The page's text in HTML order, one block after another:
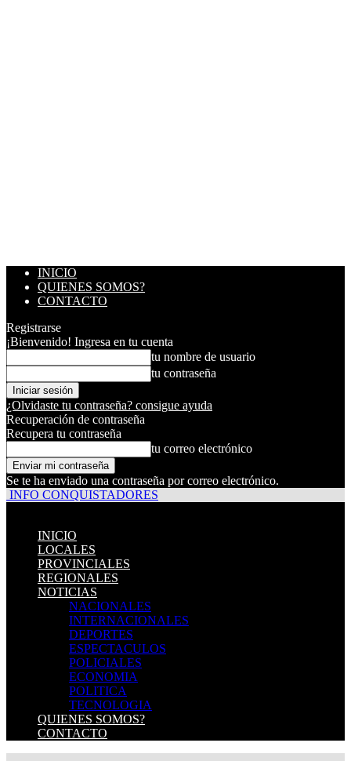
INICIO
QUIENES SOMOS?
CONTACTO
Registrarse
¡Bienvenido! Ingresa en tu cuenta
tu nombre de usuario
tu contraseña
¿Olvidaste tu contraseña? consigue ayuda
Recuperación de contraseña
Recupera tu contraseña
tu correo electrónico
Se te ha enviado una contraseña por correo electrónico.
INFO CONQUISTADORES
INICIO
LOCALES
PROVINCIALES
REGIONALES
NOTICIAS
NACIONALES
INTERNACIONALES
DEPORTES
ESPECTACULOS
POLICIALES
ECONOMIA
POLITICA
TECNOLOGIA
QUIENES SOMOS?
CONTACTO